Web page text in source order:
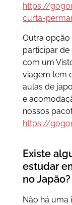
https://
curta-
Outra
participar de
com um
viagem tem
aulas de
e
nossos
https://
Existe
estudar
no Japão?
Não há uma